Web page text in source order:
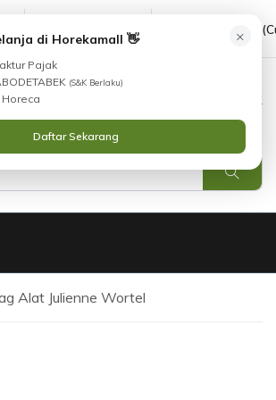
(021) 38783380 08551688000
Masuk
×
di Horekamall 👋
Pajak
(S&K Berlaku)
Daftar Sekarang
Alat Julienne Wortel
Menemukan Produk yang Anda Cari?
Silahkan lihatKatalog
Hubungi Kami